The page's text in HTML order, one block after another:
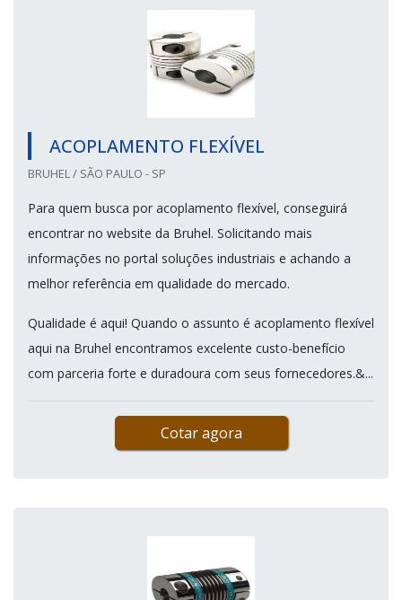
ACOPLAMENTO FLEXÍVEL
BRUHEL / SÃO PAULO - SP
Para quem busca por acoplamento flexível, conseguirá
encontrar no website da Bruhel. Solicitando mais
informações no portal soluções industriais e achando a
melhor referência em qualidade do mercado.
Qualidade é aqui! Quando o assunto é acoplamento flexível
aqui na Bruhel encontramos excelente custo-benefício
com parceria forte e duradoura com seus fornecedores.&...
Cotar agora